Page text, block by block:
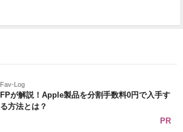
Fav-Log
FPが解説！Apple製品を分割手数料0円で入手す
る方法とは？
PR